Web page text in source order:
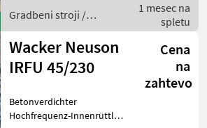
Gradbeni stroji /
Wacker Neuson
1 mesec na
spletu
Wacker Neuson
IRFU 45/230
Cena
na
zahtevo
Betonverdichter
Hochfrequenz-Innenrüttler